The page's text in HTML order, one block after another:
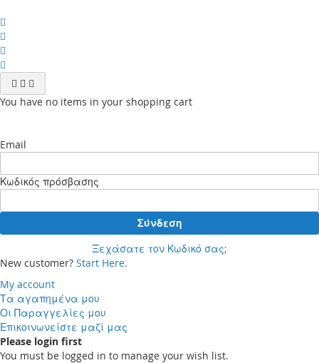
You have no items in your shopping cart
Email
Κωδικός πρόσβασης
Σύνδεση
Ξεχάσατε τον Κωδικό σας;
New customer? Start Here.
My account
Τα αγαπημένα μου
Οι Παραγγελίες μου
Επικοινωνείστε μαζί μας
Please login first
You must be logged in to manage your wish list.